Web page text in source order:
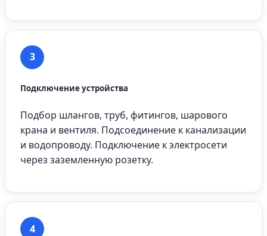
3
Подключение устройства
Подбор шлангов, труб, фитингов, шарового
крана и вентиля. Подсоединение к канализации
и водопроводу. Подключение к электросети
через заземленную розетку.
4